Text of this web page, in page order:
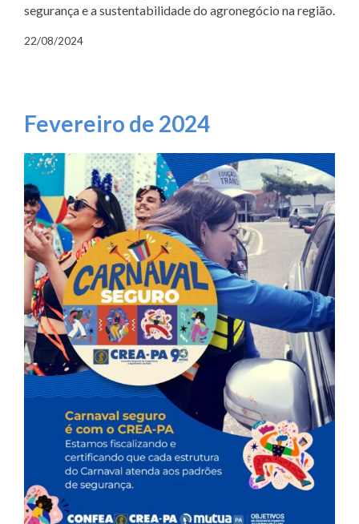
segurança e a sustentabilidade do agronegócio na região.
22/08/2024
Fevereiro de 2024